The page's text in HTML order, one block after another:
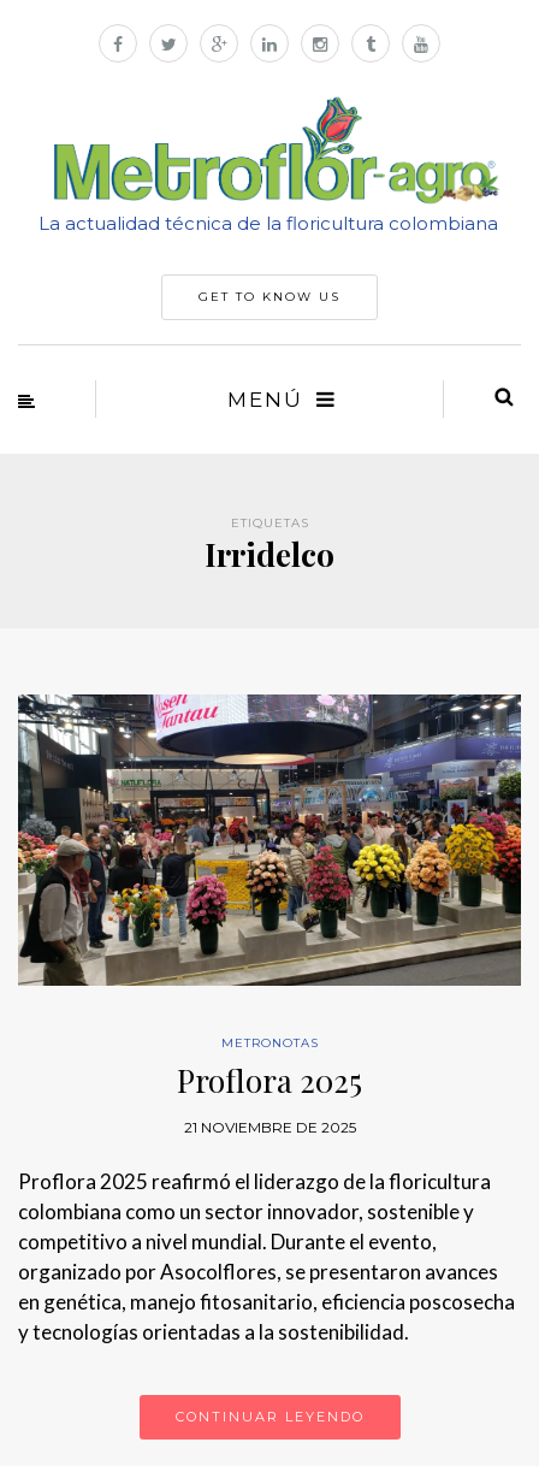
La actualidad técnica de la floricultura colombiana
GET TO KNOW US
MENÚ
ETIQUETAS
Irridelco
METRONOTAS
Proflora 2025
21 NOVIEMBRE DE 2025
Proflora 2025 reafirmó el liderazgo de la floricultura
colombiana como un sector innovador, sostenible y
competitivo a nivel mundial. Durante el evento,
organizado por Asocolflores, se presentaron avances
en genética, manejo fitosanitario, eficiencia poscosecha
y tecnologías orientadas a la sostenibilidad.
CONTINUAR LEYENDO